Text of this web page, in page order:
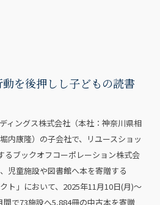
を後押しし子どもの読書
ィングス株式会社（本社：神奈川県相
内康隆）の子会社で、リユースショッ
るブックオフコーポレーション株式会
児童施設や図書館へ本を寄贈する
ト」において、2025年11月10日(月)〜
間で73施設へ5,884冊の中古本を寄贈